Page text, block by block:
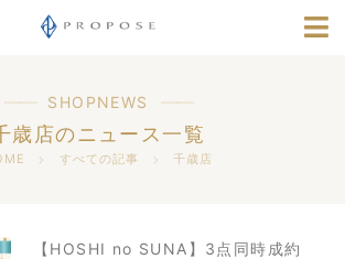
店舗情報
採用情報
SHOPNEWS
歳店のニュース一覧
すべての記事 千歳店
【HOSHI no SUNA】3点同時成約